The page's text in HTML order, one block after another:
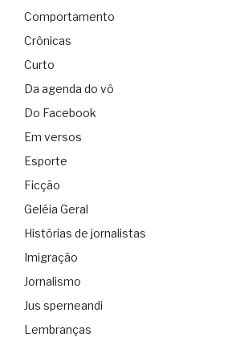
Comportamento
Crônicas
Curto
Da agenda do vô
Do Facebook
Em versos
Esporte
Ficção
Geléia Geral
Histórias de jornalistas
Imigração
Jornalismo
Jus sperneandi
Lembranças